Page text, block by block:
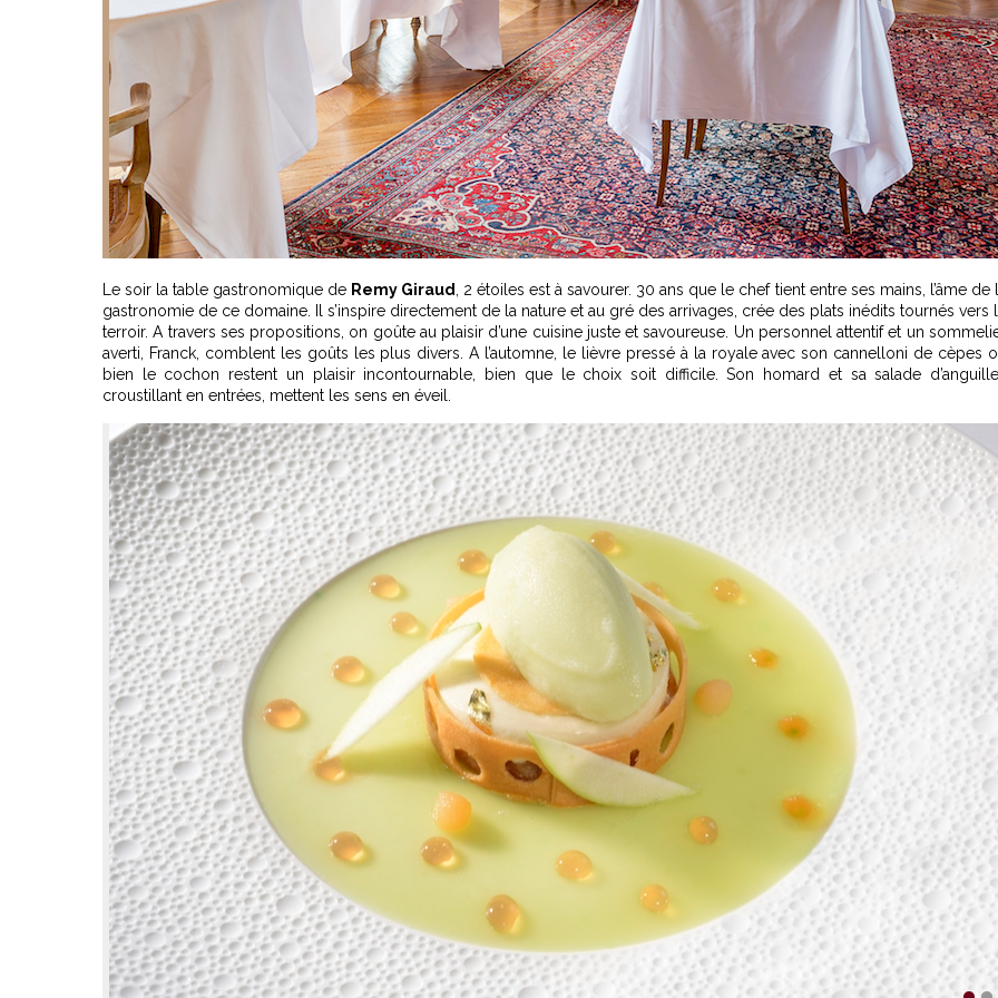
Le soir la table gastronomique de Remy Giraud , 2 étoiles est à savourer. 30 ans que le chef tient entre ses mains, l’âme de
gastronomie de ce domaine. Il s’inspire directement de la nature et au gré des arrivages, crée des plats inédits tournés vers
terroir. A travers ses propositions, on goûte au plaisir d’une cuisine juste et savoureuse. Un personnel attentif et un
averti, Franck, comblent les goûts les plus divers. A l’automne, le lièvre pressé à la royale avec son cannelloni de cèpes
bien le cochon restent un plaisir incontournable, bien que le choix soit difficile. Son homard et sa salade
croustillant en entrées, mettent les sens en éveil.